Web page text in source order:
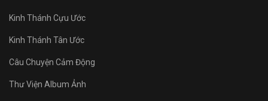
Kinh Thánh Cựu Ước
Kinh Thánh Tân Ước
Câu Chuyện Cảm Động
Thư Viện Album Ảnh